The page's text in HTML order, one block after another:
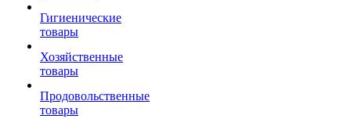
Гигиенические
товары
Хозяйственные
товары
Продовольственные
товары